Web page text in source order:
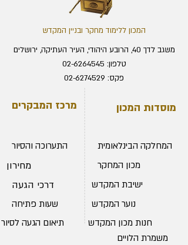
המכון ללימוד מחקר ובניין המקדש
משגב לדך 40, הרובע היהודי, העיר העתיקה, ירושלים
טלפון: 02-6264545
פקס: 02-6274529
מרכז המבקרים מוסדות המכון
התערוכה והסיור המחלקה הבינלאומית
מחירון
דרכי הגעה
שעות פתיחה
תיאום הגעה לסיור
מכון המחקר
ישיבת המקדש
נוער המקדש
חנות מכון המקדש
משמרת הלויים